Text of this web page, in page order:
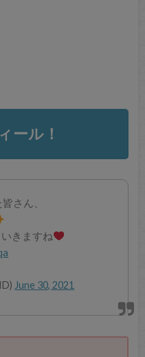
ール！
さん、
きますね
June 30, 2021